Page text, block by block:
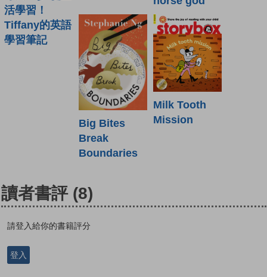
活學習！
Tiffany的英語
學習筆記
Big Bites
Break
Boundaries
Milk Tooth
Mission
讀者書評 (8)
請登入給你的書籍評分
登入